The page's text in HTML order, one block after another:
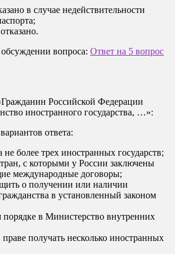
в случае недействительности
вопроса: Ответ на 5 вопрос
Российской Федерации
иностранного государства, …»:
ответа:
не более трех иностранных государств;
с которыми у России заключены
международные договоры;
о получении или наличии
в установленный законом
порядке в Министерство внутренних
получать несколько иностранных